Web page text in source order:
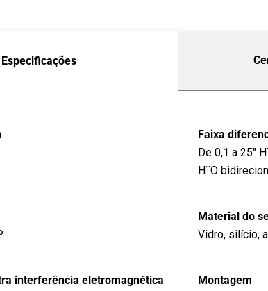
Especificações
Faixa
De 0,1 a 25"
H¨O
Material do
Vidro, silício,
interferência eletromagnética
Montagem